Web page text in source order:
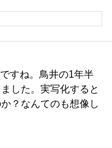
すね。鳥井の1年半
した。実写化すると
？なんてのも想像し